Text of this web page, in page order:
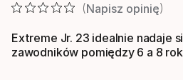
Napisz opinię
Extreme Jr. 23 idealnie nadaje
zawodników pomiędzy 6 a 8